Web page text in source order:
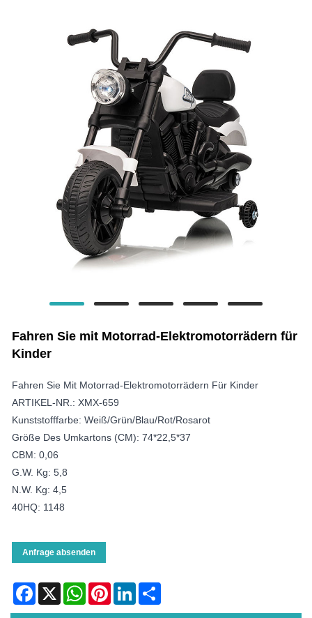
Fahren Sie mit Motorrad-Elektromotorrädern für
Kinder
Fahren Sie Mit Motorrad-Elektromotorrädern Für Kinder
ARTIKEL-NR.: XMX-659
Kunststofffarbe: Weiß/Grün/Blau/Rot/Rosarot
Größe Des Umkartons (CM): 74*22,5*37
CBM: 0,06
G.W. Kg: 5,8
N.W. Kg: 4,5
40HQ: 1148
Anfrage absenden
Facebook
X WhatsAppPinterestLinkedIn